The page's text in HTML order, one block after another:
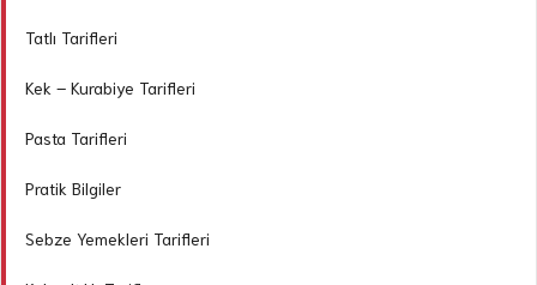
Tatlı Tarifleri
Kek – Kurabiye Tarifleri
Pasta Tarifleri
Pratik Bilgiler
Sebze Yemekleri Tarifleri